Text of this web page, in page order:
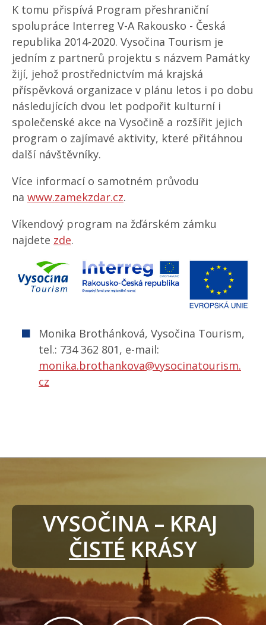
K tomu přispívá Program přeshraniční
spolupráce Interreg V-A Rakousko - Česká
republika 2014-2020. Vysočina Tourism je
jedním z partnerů projektu s názvem Památky
žijí, jehož prostřednictvím má krajská
příspěvková organizace v plánu letos i po dobu
následujících dvou let podpořit kulturní i
společenské akce na Vysočině a rozšířit jejich
program o zajímavé aktivity, které přitáhnou
další návštěvníky.
Více informací o samotném průvodu
na www.zamekzdar.cz.
Víkendový program na žďárském zámku
najdete zde.
Monika Brothánková, Vysočina Tourism,
tel.: 734 362 801, e-mail:
monika.brothankova@vysocinatourism.
cz
VYSOČINA – KRAJ
ČISTÉ KRÁSY